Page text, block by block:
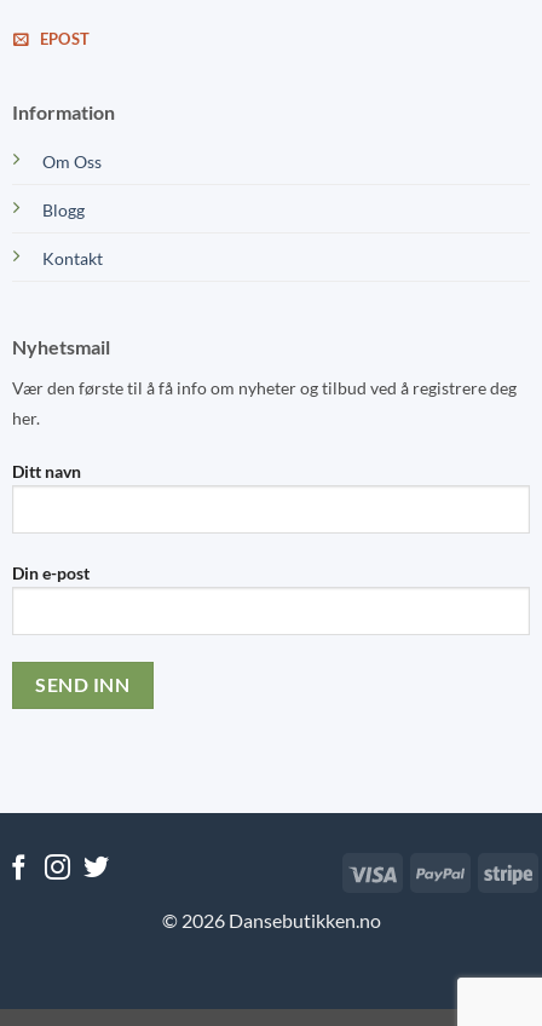
EPOST
Information
Om Oss
Blogg
Kontakt
Nyhetsmail
Vær den første til å få info om nyheter og tilbud ved å registrere deg
her.
Ditt navn
Din e-post
© 2026 Dansebutikken.no
Visa PayPal